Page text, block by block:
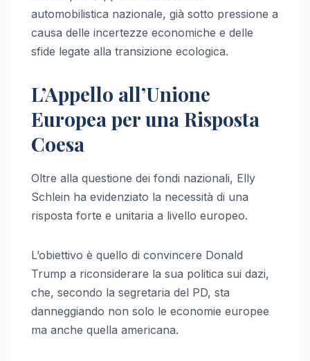
automobilistica nazionale, già sotto pressione a
causa delle incertezze economiche e delle
sfide legate alla transizione ecologica.
L’Appello all’Unione
Europea per una Risposta
Coesa
Oltre alla questione dei fondi nazionali, Elly
Schlein ha evidenziato la necessità di una
risposta forte e unitaria a livello europeo.
L’obiettivo è quello di convincere Donald
Trump a riconsiderare la sua politica sui dazi,
che, secondo la segretaria del PD, sta
danneggiando non solo le economie europee
ma anche quella americana.